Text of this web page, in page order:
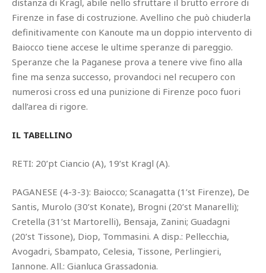
distanza di Kragl, abile nello sfruttare il brutto errore di
Firenze in fase di costruzione. Avellino che può chiuderla
definitivamente con Kanoute ma un doppio intervento di
Baiocco tiene accese le ultime speranze di pareggio.
Speranze che la Paganese prova a tenere vive fino alla
fine ma senza successo, provandoci nel recupero con
numerosi cross ed una punizione di Firenze poco fuori
dall’area di rigore.
IL TABELLINO
RETI: 20’pt Ciancio (A), 19’st Kragl (A).
PAGANESE (4-3-3): Baiocco; Scanagatta (1’st Firenze), De
Santis, Murolo (30’st Konate), Brogni (20’st Manarelli);
Cretella (31’st Martorelli), Bensaja, Zanini; Guadagni
(20’st Tissone), Diop, Tommasini. A disp.: Pellecchia,
Avogadri, Sbampato, Celesia, Tissone, Perlingieri,
Iannone. All.: Gianluca Grassadonia.